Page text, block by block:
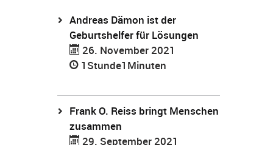
Andreas Dämon ist der
Geburtshelfer für Lösungen
26. November 2021
1Stunde1Minuten
Frank O. Reiss bringt Menschen
zusammen
29. September 2021